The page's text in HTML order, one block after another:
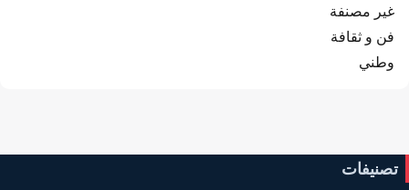
غير مصنفة
فن و ثقافة
وطني
تصنيفات